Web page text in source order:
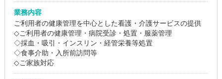
業務内容
ご利用者の健康管理を中心とした看護・介護サービスの提供
◇ご利用者の健康管理・病院受診・処置・服薬管理
◇採血・吸引・インスリン・経管栄養等処置
◇食事介助・入所前訪問等
◇ご家族対応